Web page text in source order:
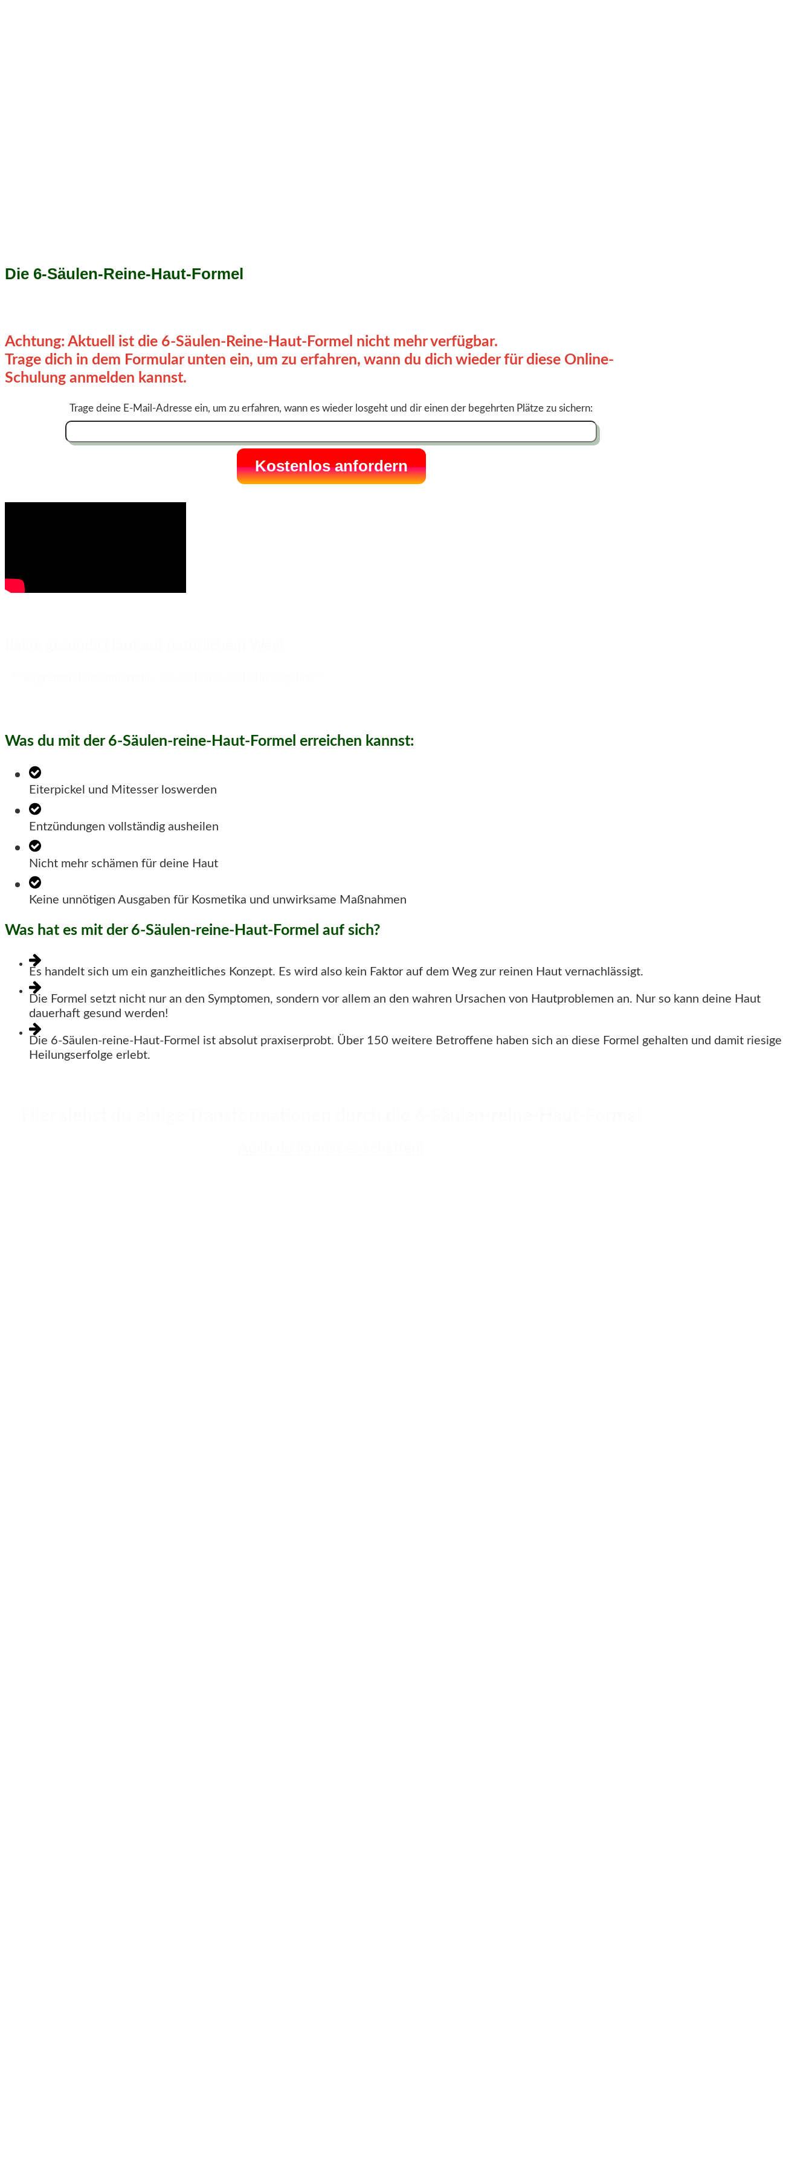
Die 6-Säulen-Reine-Haut-Formel
Achtung: Aktuell ist die 6-Säulen-Reine-Haut-Formel nicht mehr verfügbar.
Trage dich in dem Formular unten ein, um zu erfahren, wann du dich wieder für diese Online-
Schulung anmelden kannst.
Trage deine E-Mail-Adresse ein, um zu erfahren, wann es wieder losgeht und dir einen der begehrten Plätze zu sichern:
Was du mit der 6-Säulen-reine-Haut-Formel erreichen kannst:
Eiterpickel und Mitesser loswerden
Entzündungen vollständig ausheilen
Nicht mehr schämen für deine Haut
Keine unnötigen Ausgaben für Kosmetika und unwirksame Maßnahmen
Was hat es mit der 6-Säulen-reine-Haut-Formel auf sich?
Es handelt sich um ein ganzheitliches Konzept. Es wird also kein Faktor auf dem Weg zur reinen Haut vernachlässigt.
Die Formel setzt nicht nur an den Symptomen, sondern vor allem an den wahren Ursachen von Hautproblemen an. Nur so kann deine Haut
dauerhaft gesund werden!
Die 6-Säulen-reine-Haut-Formel ist absolut praxiserprobt. Über 150 weitere Betroffene haben sich an diese Formel gehalten und damit riesige
Heilungserfolge erlebt.